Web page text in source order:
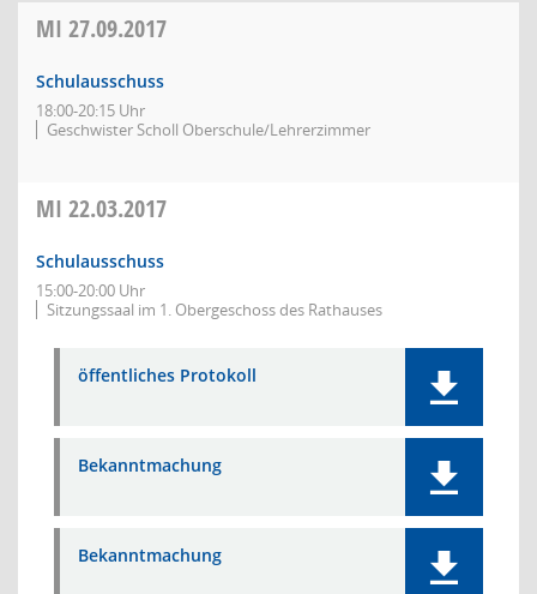
MI 27.09.2017
Schulausschuss
18:00-20:15 Uhr
Geschwister Scholl Oberschule/Lehrerzimmer
MI 22.03.2017
Schulausschuss
15:00-20:00 Uhr
Sitzungssaal im 1. Obergeschoss des Rathauses
öffentliches Protokoll
Bekanntmachung
Bekanntmachung